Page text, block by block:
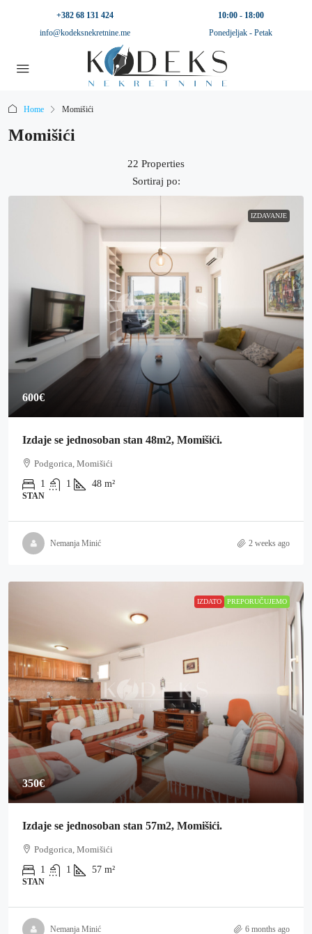
+382 68 131 424
info@kodeksnekretnine.me
10:00 - 18:00
Ponedjeljak - Petak
Home Momišići
Momišići
22 Properties
Sortiraj po:
IZDAVANJE
600€
Izdaje se jednosoban stan 48m2, Momišići.
Podgorica, Momišići
1
1 48 m²
STAN
Nemanja Minić 2 weeks ago
IZDATO PREPORUČUJEMO
350€
Izdaje se jednosoban stan 57m2, Momišići.
Podgorica, Momišići
1
1 57 m²
STAN
Nemanja Minić 6 months ago